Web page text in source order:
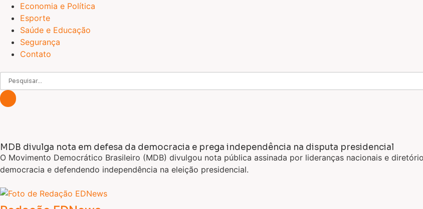
Economia e Política
Esporte
Saúde e Educação
Segurança
Contato
MDB divulga nota em defesa da democracia e prega independência na disputa presidencial
O Movimento Democrático Brasileiro (MDB) divulgou nota pública assinada por lideranças nacionais e
democracia e defendendo independência na eleição presidencial.